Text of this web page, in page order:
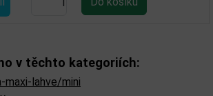
v těchto kategoriích:
lahve/mini